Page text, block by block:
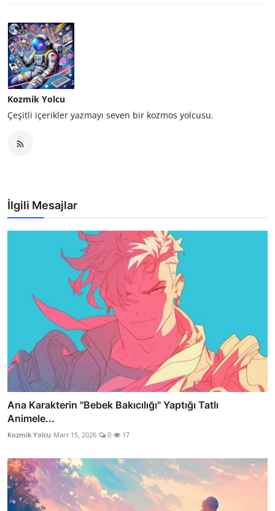
Kozmik Yolcu
Çeşitli içerikler yazmayı seven bir kozmos yolcusu.
İlgili Mesajlar
Ana Karakterin "Bebek Bakıcılığı" Yaptığı Tatlı
Animele...
Kozmik Yolcu Mart 15, 2026 0 17